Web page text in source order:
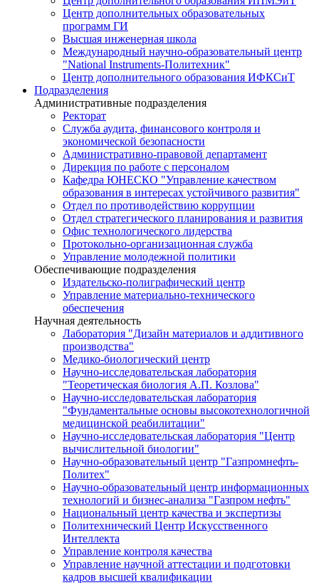
Центр дополнительных образовательных
программ ГИ
Высшая инженерная школа
Международный научно-образовательный центр
"National Instruments-Политехник"
Центр дополнительного образования ИФКСиТ
Подразделения
Административные подразделения
Ректорат
Служба аудита, финансового контроля и
экономической безопасности
Административно-правовой департамент
Дирекция по работе с персоналом
Кафедра ЮНЕСКО "Управление качеством
образования в интересах устойчивого развития"
Отдел по противодействию коррупции
Отдел стратегического планирования и развития
Офис технологического лидерства
Протокольно-организационная служба
Управление молодежной политики
Обеспечивающие подразделения
Издательско-полиграфический центр
Управление материально-технического
обеспечения
Научная деятельность
Лаборатория "Дизайн материалов и аддитивного
производства"
Медико-биологический центр
Научно-исследовательская лаборатория
"Теоретическая биология А.П. Козлова"
Научно-исследовательская лаборатория
"Фундаментальные основы высокотехнологичной
медицинской реабилитации"
Научно-исследовательская лаборатория "Центр
вычислительной биологии"
Научно-образовательный центр "Газпромнефть-
Политех"
Научно-образовательный центр информационных
технологий и бизнес-анализа "Газпром нефть"
Национальный центр качества и экспертизы
Политехнический Центр Искусственного
Интеллекта
Управление контроля качества
Управление научной аттестации и подготовки
кадров высшей квалификации